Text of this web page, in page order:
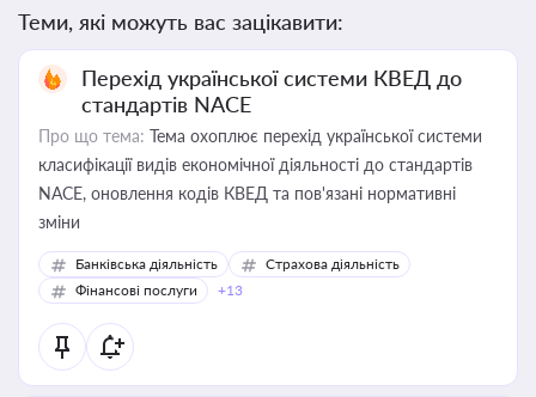
Теми, які можуть вас зацікавити:
Перехід української системи КВЕД до
стандартів NACE
Про що тема: Тема охоплює перехід української системи
класифікації видів економічної діяльності до стандартів
NACE, оновлення кодів КВЕД та пов'язані нормативні
зміни
Банківська діяльність
Страхова діяльність
Фінансові послуги
+13